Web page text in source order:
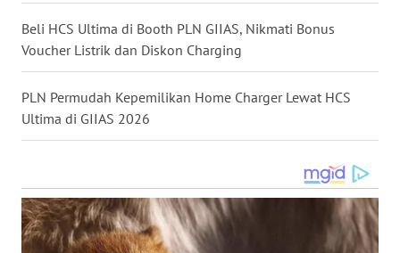
Beli HCS Ultima di Booth PLN GIIAS, Nikmati Bonus
Voucher Listrik dan Diskon Charging
PLN Permudah Kepemilikan Home Charger Lewat HCS
Ultima di GIIAS 2026
WN
SULSEL
WN
GORONTALO
WN
MALUKU